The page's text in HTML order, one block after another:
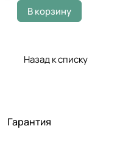
В корзину
Назад к списку
Гарантия